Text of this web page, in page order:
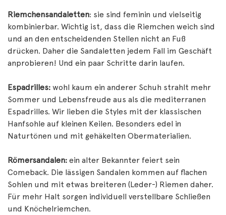
Riemchensandaletten: sie sind feminin und vielseitig
kombinierbar. Wichtig ist, dass die Riemchen weich sind
und an den entscheidenden Stellen nicht an Fuß
drücken. Daher die Sandaletten jedem Fall im Geschäft
anprobieren! Und ein paar Schritte darin laufen.
Espadrilles: wohl kaum ein anderer Schuh strahlt mehr
Sommer und Lebensfreude aus als die mediterranen
Espadrilles. Wir lieben die Styles mit der klassischen
Hanfsohle auf kleinen Keilen. Besonders edel in
Naturtönen und mit gehäkelten Obermaterialien.
Römersandalen: ein alter Bekannter feiert sein
Comeback. Die lässigen Sandalen kommen auf flachen
Sohlen und mit etwas breiteren (Leder-) Riemen daher.
Für mehr Halt sorgen individuell verstellbare Schließen
und Knöchelriemchen.